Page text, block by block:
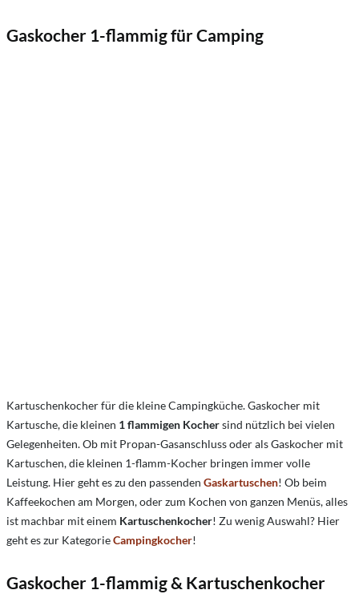
Gaskocher 1-flammig für Camping
Kartuschenkocher für die kleine Campingküche. Gaskocher mit
Kartusche, die kleinen 1 flammigen Kochersind nützlich bei vielen
Gelegenheiten. Ob mit Propan-Gasanschluss oder als Gaskocher mit
Kartuschen, die kleinen 1-flamm-Kocher bringen immer volle
Leistung. Hier geht es zu den passenden Gaskartuschen! Ob beim
Kaffeekochen am Morgen, oder zum Kochen von ganzen Menüs, alles
ist machbar mit einem Kartuschenkocher! Zu wenig Auswahl? Hier
geht es zur KategorieCampingkocher!
Gaskocher 1-flammig & Kartuschenkocher